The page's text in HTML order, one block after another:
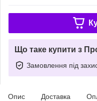
Що таке купити з
Замовлення під
Опис Доставка